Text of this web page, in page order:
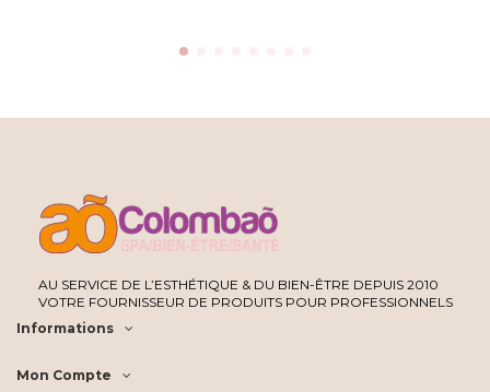
AU SERVICE DE L’ESTHÉTIQUE & DU BIEN-ÊTRE DEPUIS 2010
VOTRE FOURNISSEUR DE PRODUITS POUR PROFESSIONNELS
Informations
Mon Compte